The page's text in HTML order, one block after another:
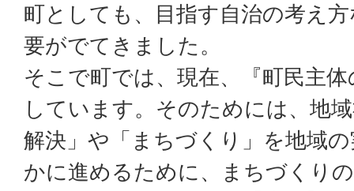
町としても、目指す自治の考え
要がでてきました。
そこで町では、現在、『町民主
しています。そのためには、地
解決」や「まちづくり」を地域
かに進めるために、まちづくり